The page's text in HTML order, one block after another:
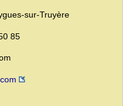
sur-Truyère
85